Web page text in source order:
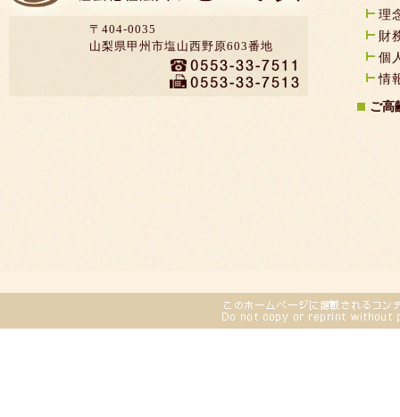
〒404-0035
山梨県甲州市塩山西野原603番地
理
財
個
情
ご高